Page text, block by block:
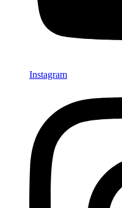
Instagram